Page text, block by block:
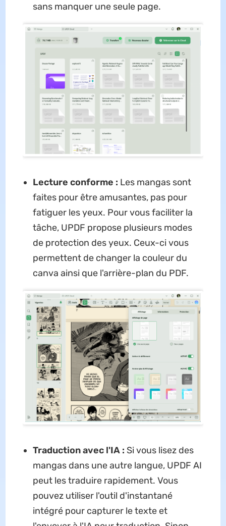
sans manquer une seule page.
Lecture conforme : Les mangas sont
faites pour être amusantes, pas pour
fatiguer les yeux. Pour vous faciliter la
tâche, UPDF propose plusieurs modes
de protection des yeux. Ceux-ci vous
permettent de changer la couleur du
canva ainsi que l'arrière-plan du PDF.
Traduction avec l'IA : Si vous lisez des
mangas dans une autre langue, UPDF AI
peut les traduire rapidement. Vous
pouvez utiliser l'outil d'instantané
intégré pour capturer le texte et